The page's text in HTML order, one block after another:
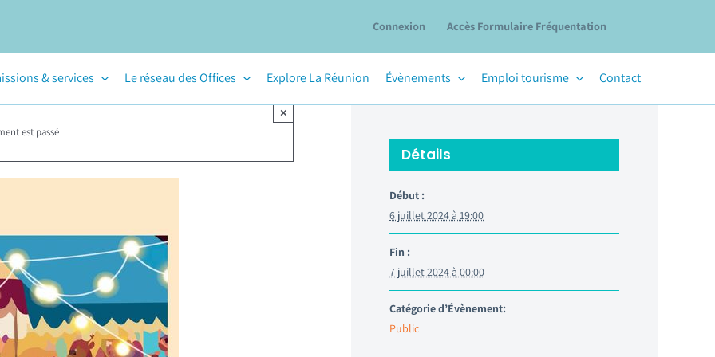
Connexion Accès Formulaire Fréquentation
& services Le réseau des Offices Explore La Réunion Évènements Emploi tourisme Contact
est passé
×
Détails
Début :
6 juillet 2024 à 19:00
Fin :
7 juillet 2024 à 00:00
Catégorie d’Évènement:
Public